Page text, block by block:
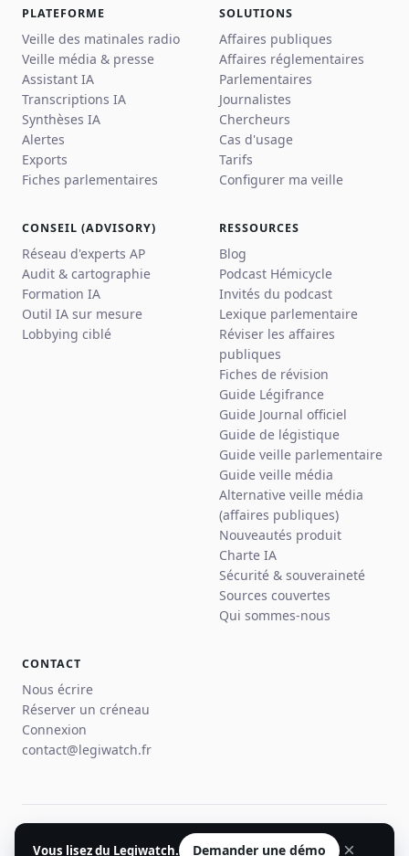
Vous lisez du Legiwatch. Demander une démo ×
PLATEFORME
Veille des matinales radio
Veille média & presse
Assistant IA
Transcriptions IA
Synthèses IA
Alertes
Exports
Fiches parlementaires
SOLUTIONS
Affaires publiques
Affaires réglementaires
Parlementaires
Journalistes
Chercheurs
Cas d'usage
Tarifs
Configurer ma veille
CONSEIL (ADVISORY)
Réseau d'experts AP
Audit & cartographie
Formation IA
Outil IA sur mesure
Lobbying ciblé
RESSOURCES
Blog
Podcast Hémicycle
Invités du podcast
Lexique parlementaire
Réviser les affaires
publiques
Fiches de révision
Guide Légifrance
Guide Journal officiel
Guide de légistique
Guide veille parlementaire
Guide veille média
Alternative veille média
(affaires publiques)
Nouveautés produit
Charte IA
Sécurité & souveraineté
Sources couvertes
Qui sommes-nous
CONTACT
Nous écrire
Réserver un créneau
Connexion
contact@legiwatch.fr